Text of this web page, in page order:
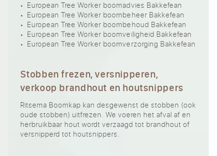
European Tree Worker boomadvies Bakkefean
European Tree Worker boombeheer Bakkefean
European Tree Worker boombehoud Bakkefean
European Tree Worker boomveiligheid Bakkefean
European Tree Worker boomverzorging Bakkefean
Stobben frezen, versnipperen,
verkoop brandhout en houtsnippers
Ritsema Boomkap kan desgewenst de stobben (ook
oude stobben) uitfrezen. We voeren het afval af en
herbruikbaar hout wordt verzaagd tot brandhout of
versnipperd tot houtsnippers.